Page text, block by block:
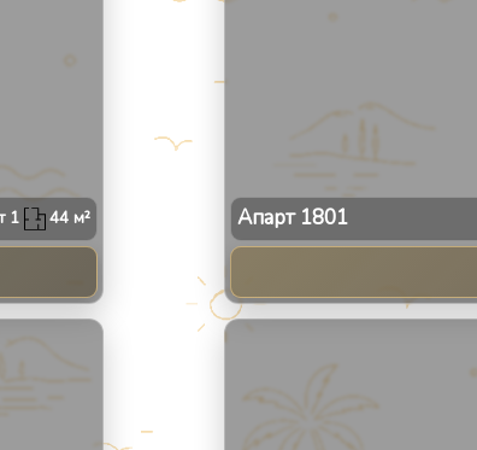
1 44 м² Апарт 1801